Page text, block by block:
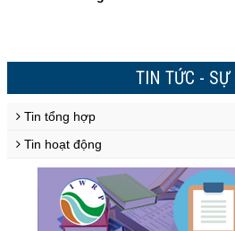
TIN TỨC - SỰ
Tin tổng hợp
Tin hoạt động